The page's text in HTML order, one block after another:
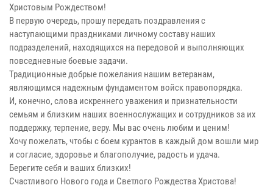
Христовым Рождеством!
В первую очередь, прошу передать поздравления с
наступающими праздниками личному составу наших
подразделений, находящихся на передовой и выполняющих
повседневные боевые задачи.
Традиционные добрые пожелания нашим ветеранам,
являющимся надежным фундаментом войск правопорядка.
И, конечно, слова искреннего уважения и признательности
семьям и близким наших военнослужащих и сотрудников за их
поддержку, терпение, веру. Мы вас очень любим и ценим!
Хочу пожелать, чтобы с боем курантов в каждый дом вошли мир
и согласие, здоровье и благополучие, радость и удача.
Берегите себя и ваших близких!
Счастливого Нового года и Светлого Рождества Христова!